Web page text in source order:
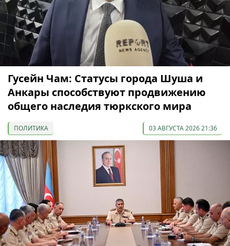
Гусейн Чам: Статусы города Шуша и
Анкары способствуют продвижению
общего наследия тюркского мира
ПОЛИТИКА 03 АВГУСТА 2026 21:36